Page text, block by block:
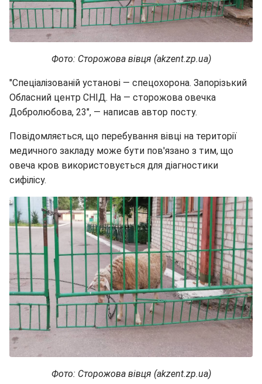
Фото: Сторожова вівця (akzent.zp.ua)
"Спеціалізованій установі — спецохорона. Запорізький
Обласний центр СНІД. На — сторожова овечка
Добролюбова, 23", — написав автор посту.
Повідомляється, що перебування вівці на території
медичного закладу може бути пов'язано з тим, що
овеча кров використовується для діагностики
сифілісу.
Фото: Сторожова вівця (akzent.zp.ua)